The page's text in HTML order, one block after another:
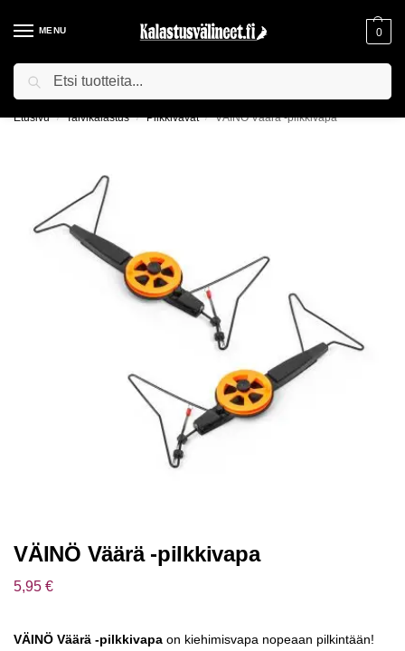
MENU 0
ILMAINEN TOIMITUS YLI 75€ TILAUKSILLE!
Etusivu / Talvikalastus / Pilkkivavat / VÄINÖ Väärä -pilkkivapa
VÄINÖ Väärä -pilkkivapa
5,95 €
VÄINÖ Väärä -pilkkivapa on kiehimisvapa nopeaan pilkintään!